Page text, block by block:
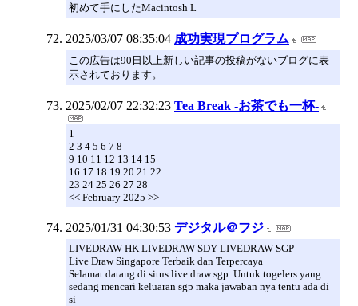
初めて手にしたMacintosh L
2025/03/07 08:35:04 成功実現プログラム
この広告は90日以上新しい記事の投稿がないブログに表
示されております。
2025/02/07 22:32:23 Tea Break -お茶でも一杯-
1
2 3 4 5 6 7 8
9 10 11 12 13 14 15
16 17 18 19 20 21 22
23 24 25 26 27 28
<< February 2025 >>
2025/01/31 04:30:53 デジタル＠フジ
LIVEDRAW HK LIVEDRAW SDY LIVEDRAW SGP
Live Draw Singapore Terbaik dan Terpercaya
Selamat datang di situs live draw sgp. Untuk togelers yang
sedang mencari keluaran sgp maka jawaban nya tentu ada di
si